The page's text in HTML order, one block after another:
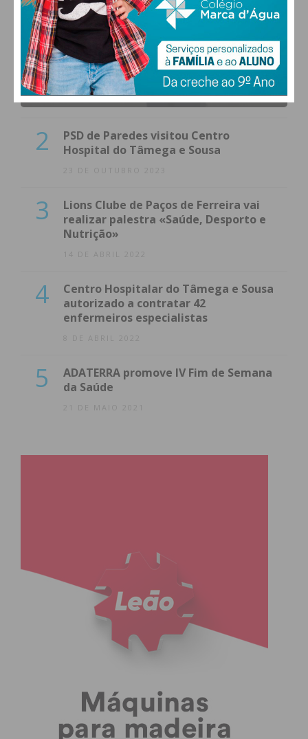
1
(VÍDEO) Carlos Alberto Silva vê
Unidade Local de Saúde como uma
oportunidade
23 DE NOVEMBRO 2023
2
PSD de Paredes visitou Centro
Hospital do Tâmega e Sousa
23 DE OUTUBRO 2023
3
Lions Clube de Paços de Ferreira vai
realizar palestra «Saúde, Desporto e
Nutrição»
14 DE ABRIL 2022
4
Centro Hospitalar do Tâmega e Sousa
autorizado a contratar 42
enfermeiros especialistas
8 DE ABRIL 2022
5
ADATERRA promove IV Fim de Semana
da Saúde
21 DE MAIO 2021